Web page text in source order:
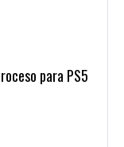
para PS5